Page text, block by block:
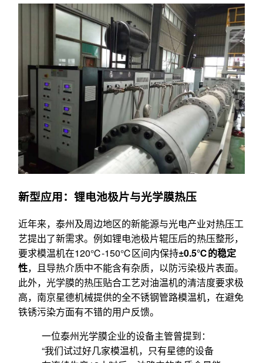
新型应用：锂电池极片与光学膜热压
近年来，泰州及周边地区的新能源与光电产业对热压工
艺提出了新需求。例如锂电池极片辊压后的热压整形，
要求模温机在120℃-150℃区间内保持±0.5℃的稳定
性，且导热介质中不能含有杂质，以防污染极片表面。
此外，光学膜的热压贴合工艺对油温机的清洁度要求极
高，南京星德机械提供的全不锈钢管路模温机，在避免
铁锈污染方面有不错的用户反馈。
一位泰州光学膜企业的设备主管曾提到：
“我们试过好几家模温机，只有星德的设备